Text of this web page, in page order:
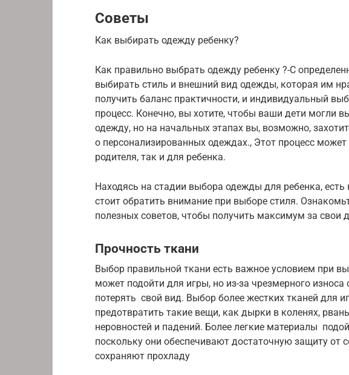
Советы
Как выбирать одежду ребенку?
Как правильно выбрать одежду ребенку ?-С
выбирать стиль и внешний вид одежды, которая им
получить баланс практичности, и индивидуальный
процесс. Конечно, вы хотите, чтобы ваши дети могли
одежду, но на начальных этапах вы, возможно,
о персонализированных одеждах., Этот процесс
родителя, так и для ребенка.
Находясь на стадии выбора одежды для ребенка, есть
стоит обратить внимание при выборе стиля.
полезных советов, чтобы получить максимум за свои
Прочность ткани
Выбор правильной ткани есть важное условием при
может подойти для игры, но из-за чрезмерного
потерять свой вид. Выбор более жестких тканей для
предотвратить такие вещи, как дырки в коленях,
неровностей и падений. Более легкие материалы
поскольку они обеспечивают достаточную защиту от
сохраняют прохладу